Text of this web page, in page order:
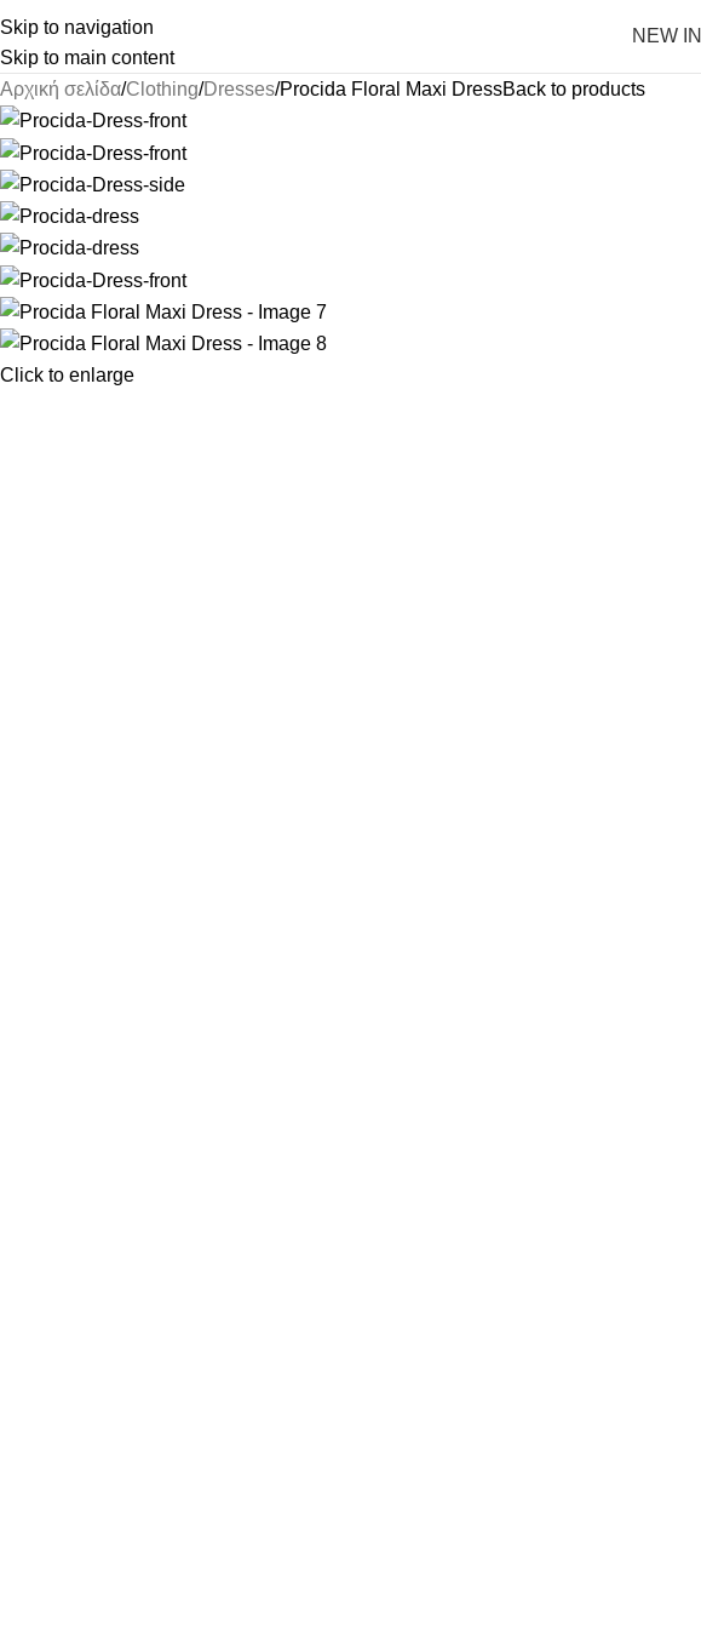
Skip to navigation
Skip to main content
NEW IN
Αρχική σελίδα Clothing Dresses Procida Floral Maxi DressBack to products
Click to enlarge